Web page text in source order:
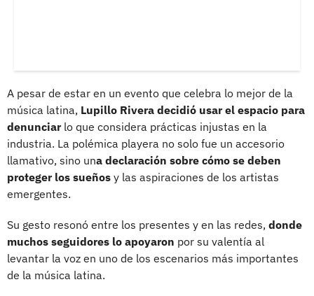
A pesar de estar en un evento que celebra lo mejor de la
música latina, Lupillo Rivera decidió usar el espacio para
denunciarlo que considera prácticas injustas en la
industria. La polémica playera no solo fue un accesorio
llamativo, sino una declaración sobre cómo se deben
proteger los sueños y las aspiraciones de los artistas
emergentes.
Su gesto resonó entre los presentes y en las redes, donde
muchos seguidores lo apoyaron por su valentía al
levantar la voz en uno de los escenarios más importantes
de la música latina.